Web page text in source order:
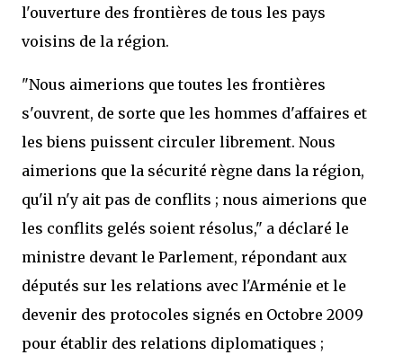
l'ouverture des frontières de tous les pays
voisins de la région.
"Nous aimerions que toutes les frontières
s'ouvrent, de sorte que les hommes d'affaires et
les biens puissent circuler librement. Nous
aimerions que la sécurité règne dans la région,
qu'il n'y ait pas de conflits ; nous aimerions que
les conflits gelés soient résolus," a déclaré le
ministre devant le Parlement, répondant aux
députés sur les relations avec l'Arménie et le
devenir des protocoles signés en Octobre 2009
pour établir des relations diplomatiques ;